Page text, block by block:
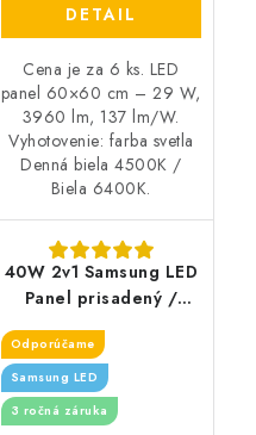
DETAIL
Cena je za 6 ks. LED
panel 60×60 cm – 29 W,
3960 lm, 137 lm/W.
Vyhotovenie: farba svetla
Denná biela 4500K /
Biela 6400K.
40W 2v1 Samsung LED
Panel prisadený /
Odporúčame
Samsung LED
3 ročná záruka